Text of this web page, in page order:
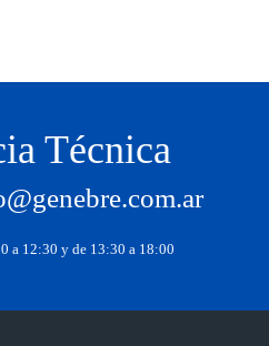
Técnica
a 12:30 y de 13:30 a 18:00